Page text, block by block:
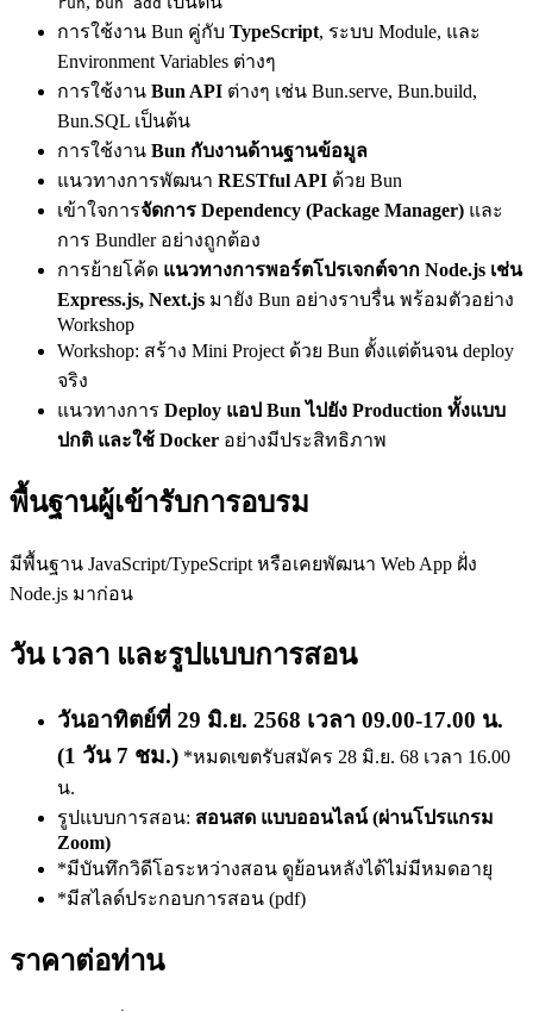
การใช้งาน Bun คู่กับ TypeScript, ระบบ Module, และ
Environment Variables ต่างๆ
การใช้งาน Bun API ต่างๆ เช่น Bun.serve, Bun.build,
Bun.SQL เป็นต้น
การใช้งาน Bun กับงานด้านฐานข้อมูล
แนวทางการพัฒนา RESTful API ด้วย Bun
เข้าใจการจัดการ Dependency (Package Manager) และ
การ Bundler อย่างถูกต้อง
การย้ายโค้ด แนวทางการพอร์ตโปรเจกต์จาก Node.js เช่น
Express.js, Next.js มายัง Bun อย่างราบรื่น พร้อมตัวอย่าง
Workshop
Workshop: สร้าง Mini Project ด้วย Bun ตั้งแต่ต้นจน deploy
จริง
แนวทางการ Deploy แอป Bun ไปยัง Production ทั้งแบบ
ปกติ และใช้ Docker อย่างมีประสิทธิภาพ
พื้นฐานผู้เข้ารับการอบรม
มีพื้นฐาน JavaScript/TypeScript หรือเคยพัฒนา Web App ฝั่ง
Node.js มาก่อน
วัน เวลา และรูปแบบการสอน
วันอาทิตย์ที่ 29 มิ.ย. 2568 เวลา 09.00-17.00 น.
(1 วัน 7 ชม.) *หมดเขตรับสมัคร 28 มิ.ย. 68 เวลา 16.00
น.
รูปแบบการสอน: สอนสด แบบออนไลน์ (ผ่านโปรแกรม
Zoom)
*มีบันทึกวิดีโอระหว่างสอน ดูย้อนหลังได้ไม่มีหมดอายุ
*มีสไลด์ประกอบการสอน (pdf)
ราคาต่อท่าน